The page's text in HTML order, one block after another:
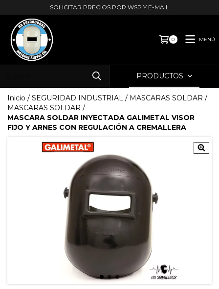
SOLICITAR PRECIOS POR WSP Y E-MAIL
0 MENÚ
PRODUCTOS
Inicio / SEGURIDAD INDUSTRIAL / MASCARAS SOLDAR /
MASCARAS SOLDAR /
MASCARA SOLDAR INYECTADA GALIMETAL VISOR
FIJO Y ARNES CON REGULACIÓN A CREMALLERA